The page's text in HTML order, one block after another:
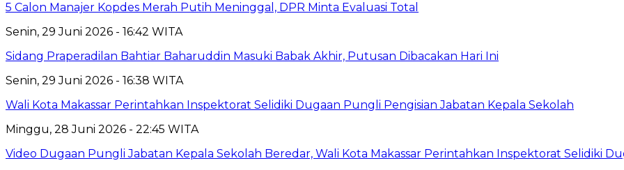
5 Calon Manajer Kopdes Merah Putih Meninggal, DPR Minta Evaluasi Total
Senin, 29 Juni 2026 - 16:42 WITA
Sidang Praperadilan Bahtiar Baharuddin Masuki Babak Akhir, Putusan Dibacakan Hari Ini
Senin, 29 Juni 2026 - 16:38 WITA
Wali Kota Makassar Perintahkan Inspektorat Selidiki Dugaan Pungli Pengisian Jabatan Kepala Sekolah
Minggu, 28 Juni 2026 - 22:45 WITA
Video Dugaan Pungli Jabatan Kepala Sekolah Beredar, Wali Kota Makassar Perintahkan Inspektorat Selidiki